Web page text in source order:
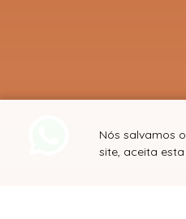
Nós salvamos
site, aceita